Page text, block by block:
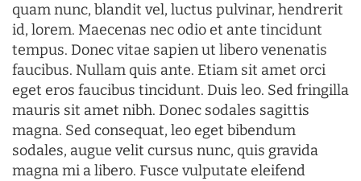
quam nunc, blandit vel, luctus pulvinar, hendrerit
id, lorem. Maecenas nec odio et ante tincidunt
tempus. Donec vitae sapien ut libero venenatis
faucibus. Nullam quis ante. Etiam sit amet orci
eget eros faucibus tincidunt. Duis leo. Sed fringilla
mauris sit amet nibh. Donec sodales sagittis
magna. Sed consequat, leo eget bibendum
sodales, augue velit cursus nunc, quis gravida
magna mi a libero. Fusce vulputate eleifend